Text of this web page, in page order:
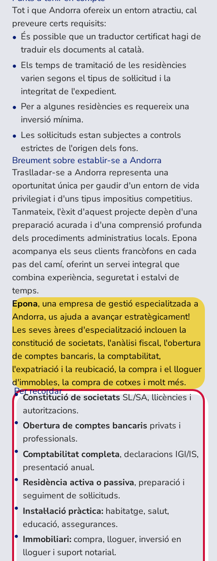
Tot i que Andorra ofereix un entorn atractiu, cal
preveure certs requisits:
És possible que un traductor certificat hagi de
traduir els documents al català.
Els temps de tramitació de les residències
varien segons el tipus de sol·licitud i la
integritat de l'expedient.
Per a algunes residències es requereix una
inversió mínima.
Les sol·licituds estan subjectes a controls
estrictes de l'origen dels fons.
Breument sobre establir-se a Andorra
Traslladar-se a Andorra representa una
oportunitat única per gaudir d'un entorn de vida
privilegiat i d'uns tipus impositius competitius.
Tanmateix, l'èxit d'aquest projecte depèn d'una
preparació acurada i d'una comprensió profunda
dels procediments administratius locals. Epona
acompanya els seus clients francòfons en cada
pas del camí, oferint un servei integral que
combina experiència, seguretat i estalvi de
temps.
Epona, una empresa de gestió especialitzada a
Andorra, us ajuda a avançar estratègicament!
Les seves àrees d'especialització inclouen la
constitució de societats, l'anàlisi fiscal, l'obertura
de comptes bancaris, la comptabilitat,
l'expatriació i la reubicació, la compra i el lloguer
d'immobles, la compra de cotxes i molt més.
Per recordar
Constitució de societatsSL/SA, llicències i
autoritzacions.
Obertura de comptes bancarisprivats i
professionals.
Comptabilitat completa, declaracions IGI/IS,
presentació anual.
Residència activa o passiva, preparació i
seguiment de sol·licituds.
Instal·lació pràctica:habitatge, salut,
educació, assegurances.
Immobiliari:compra, lloguer, inversió en
lloguer i suport notarial.